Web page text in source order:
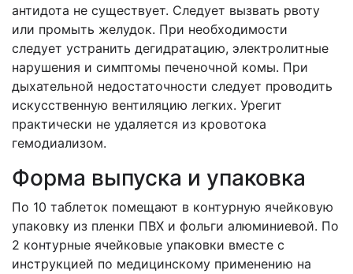
антидота не существует. Следует вызвать рвоту
или промыть желудок. При необходимости
следует устранить дегидратацию, электролитные
нарушения и симптомы печеночной комы. При
дыхательной недостаточности следует проводить
искусственную вентиляцию легких. Урегит
практически не удаляется из кровотока
гемодиализом.
Форма выпуска и упаковка
По 10 таблеток помещают в контурную ячейковую
упаковку из пленки ПВХ и фольги алюминиевой. По
2 контурные ячейковые упаковки вместе с
инструкцией по медицинскому применению на